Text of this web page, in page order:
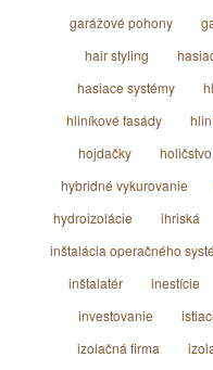
garážové pohony
hair styling
hasiace systémy
hliníkové fasády
hojdačky
holičstvo
hybridné vykurovanie
hydroizolácie
ihriská
inštalácia operačného
inštalatér
inestície
investovanie
izolačná firma